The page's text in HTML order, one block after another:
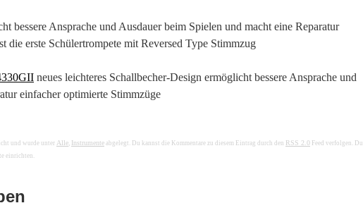
bessere Ansprache und Ausdauer beim Spielen und macht eine Reparatur
die erste Schülertrompete mit Reversed Type Stimmzug
neues leichteres Schallbecher-Design ermöglicht bessere Ansprache und
einfacher optimierte Stimmzüge
und wurde unter Alle Instrumente abgelegt. Du kannst die Kommentare zu diesem Eintrag durch den RSS 2.0 Feed verfolgen. Du
einrichten.